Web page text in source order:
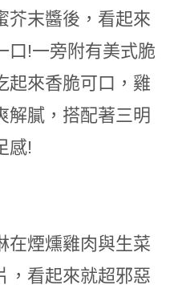
芥末醬後，看起來
口!一旁附有美式脆
起來香脆可口，雞
解膩，搭配著三明
感!
在煙燻雞肉與生菜
，看起來就超邪惡